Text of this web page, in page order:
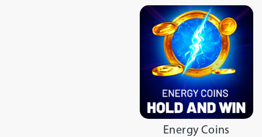
Energy Coins